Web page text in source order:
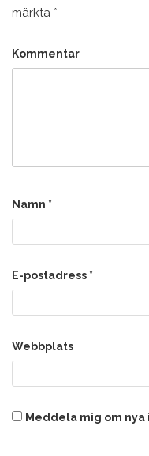
märkta *
Kommentar
Namn *
E-postadress *
Webbplats
Meddela mig om